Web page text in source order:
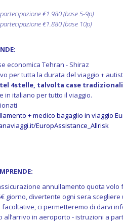
€1.980 (base 5-9p)
€1.880 (base 10p)
economica Tehran - Shiraz
per tutta la durata del viaggio +
4stelle, talvolta case tradizionali
in italiano per tutto il viaggio.
+ medico bagaglio in viaggio
EuropAssistance_Allrisk
annullamento quota volo
giorno, divertente ogni sera
ci permetteremo di darvi
all’arrivo in aeroporto - istruzioni a